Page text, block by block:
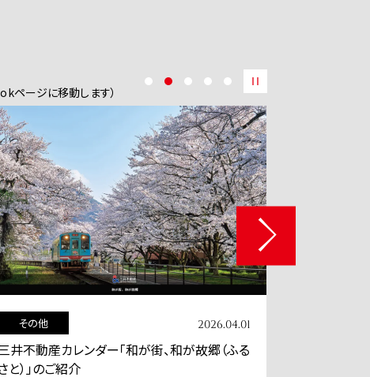
ページに移動します）
その他 2026.03.26
く人の交流を広げる「&BIZ」